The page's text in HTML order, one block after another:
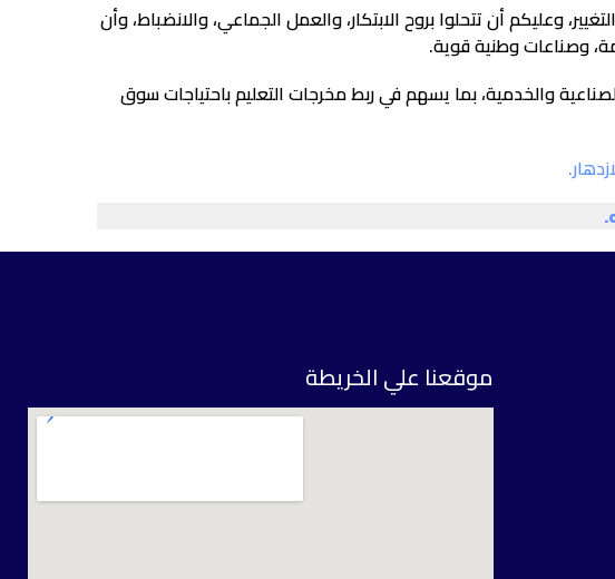
وعليكم أن تتحلوا بروح الابتكار، والعمل الجماعي، والانضباط، وأن
وصناعات وطنية قوية.
والخدمية، بما يسهم في ربط مخرجات التعليم باحتياجات سوق
موقعنا علي الخريطة